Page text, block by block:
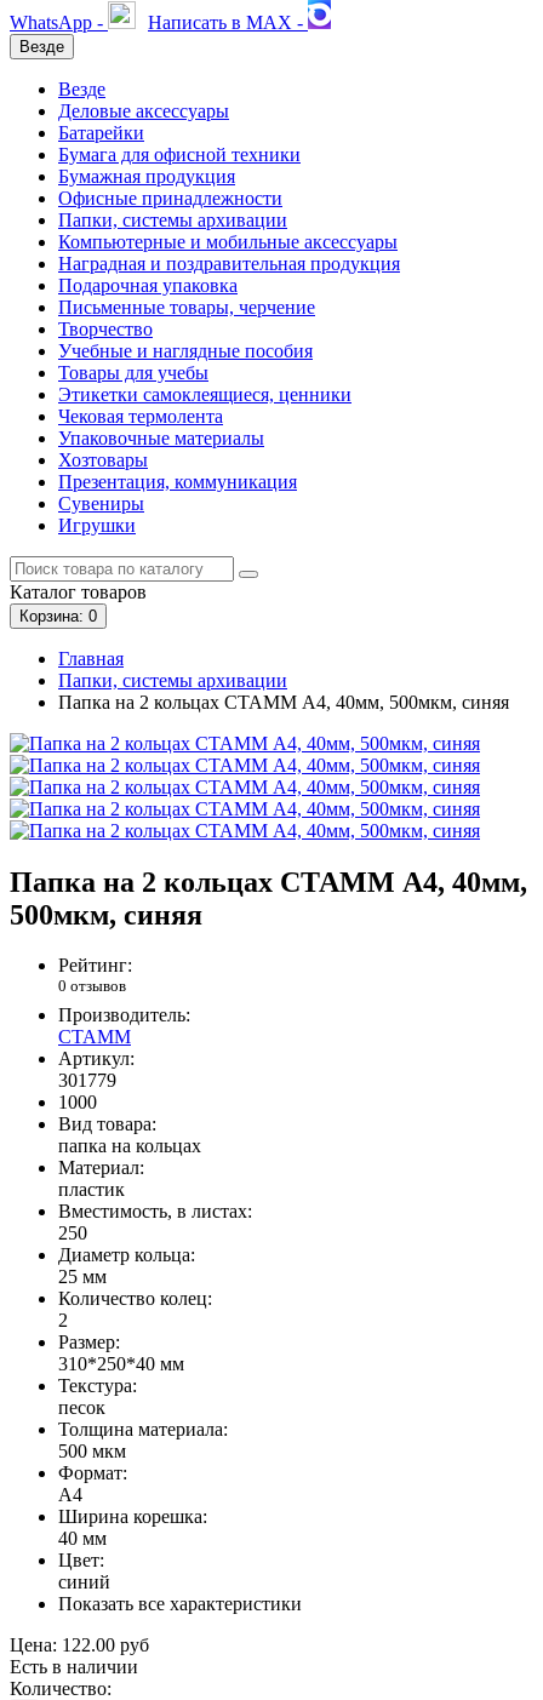
WhatsApp - Написать в MAX -
Везде
Везде
Деловые аксессуары
Батарейки
Бумага для офисной техники
Бумажная продукция
Офисные принадлежности
Папки, системы архивации
Компьютерные и мобильные аксессуары
Наградная и поздравительная продукция
Подарочная упаковка
Письменные товары, черчение
Творчество
Учебные и наглядные пособия
Товары для учебы
Этикетки самоклеящиеся, ценники
Чековая термолента
Упаковочные материалы
Хозтовары
Презентация, коммуникация
Сувениры
Игрушки
Каталог товаров
Корзина: 0
Главная
Папки, системы архивации
Папка на 2 кольцах СТАММ А4, 40мм, 500мкм, синяя
Папка на 2 кольцах СТАММ А4, 40мм,
500мкм, синяя
Рейтинг:
0 отзывов
Производитель:
СТАММ
Артикул:
301779
1000
Вид товара:
папка на кольцах
Материал:
пластик
Вместимость, в листах:
250
Диаметр кольца:
25 мм
Количество колец:
2
Размер:
310*250*40 мм
Текстура:
песок
Толщина материала:
500 мкм
Формат:
А4
Ширина корешка:
40 мм
Цвет:
синий
Показать все характеристики
Цена: 122.00 руб
Есть в наличии
Количество: